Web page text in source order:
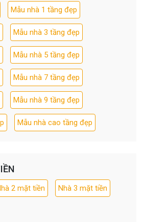
Mẫu nhà 1 tầng đẹp
Mẫu nhà 3 tầng đẹp
Mẫu nhà 5 tầng đẹp
Mẫu nhà 7 tầng đẹp
Mẫu nhà 9 tầng đẹp
Mẫu nhà cao tầng đẹp
2 mặt tiền Nhà 3 mặt tiền